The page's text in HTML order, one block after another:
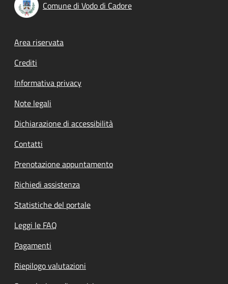
Comune di Vodo di Cadore
Footer menu
Area riservata
Crediti
Informativa privacy
Note legali
Dichiarazione di accessibilità
Contatti
Prenotazione appuntamento
Richiedi assistenza
Statistiche del portale
Leggi le FAQ
Pagamenti
Riepilogo valutazioni